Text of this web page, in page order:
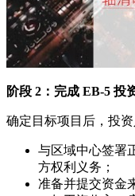
阶段 2：完成 EB-5 投
确定目标项目后，投
与区域中心签署
方权利义务；
准备并提交资金